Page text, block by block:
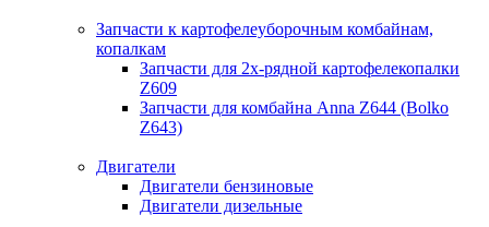
Запчасти к картофелеуборочным комбайнам,
копалкам
Запчасти для 2х-рядной картофелекопалки
Z609
Запчасти для комбайна Anna Z644 (Bolko
Z643)
Двигатели
Двигатели бензиновые
Двигатели дизельные